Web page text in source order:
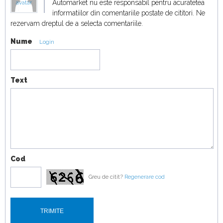
Electric vs cel mai mare avion
18:19
TrailSport vs Toyota Land Cruiser
avatar
Automarket nu este responsabil pentru acuratetea
informatiilor din comentariile postate de cititori. Ne
rezervam dreptul de a selecta comentariile.
Nume Login
Text
Cod
Greu de citit? Regenerare cod